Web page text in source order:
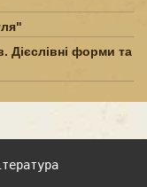
Дієслівні форми та